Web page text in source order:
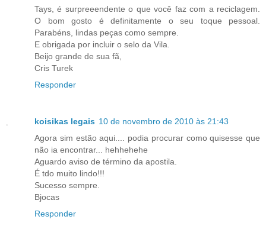
Tays, é surpreeendente o que você faz com a reciclagem.
O bom gosto é definitamente o seu toque pessoal.
Parabéns, lindas peças como sempre.
E obrigada por incluir o selo da Vila.
Beijo grande de sua fã,
Cris Turek
Responder
koisikas legais 10 de novembro de 2010 às 21:43
Agora sim estão aqui.... podia procurar como quisesse que
não ia encontrar... hehhehehe
Aguardo aviso de término da apostila.
É tdo muito lindo!!!
Sucesso sempre.
Bjocas
Responder